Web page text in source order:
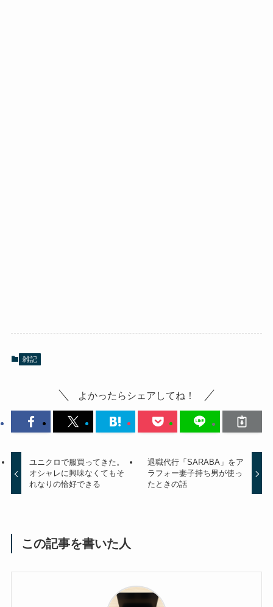
雑記
よかったらシェアしてね！
ユニクロで服買ってきた。
オシャレに興味なくてもそ
れなりの恰好できる
退職代行「SARABA」をア
ラフォー妻子持ち男が使っ
たときの話
この記事を書いた人